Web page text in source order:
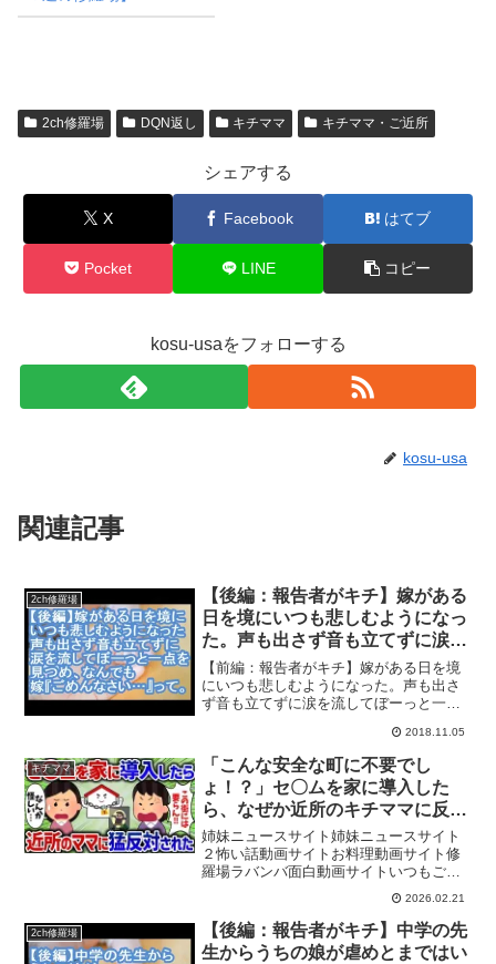
2ch修羅場 DQN返し キチママ キチママ・ご近所
シェアする
X Facebook はてブ
Pocket LINE コピー
kosu-usaをフォローする
kosu-usa
関連記事
2ch修羅場
【後編：報告者がキチ】嫁がある
日を境にいつも悲しむようになっ
た。声も出さず音も立てずに涙を
流してぼーっと一点を見つめ、な
んでも嫁『ごめんなさい…』っ
て。元に戻って欲しい・・・
【前編：報告者がキチ】嫁がある日を境
にいつも悲しむようになった。声も出さ
ず音も立てずに涙を流してぼーっと一点
い…』って。元に戻って欲しい・・・
【ママ達の修羅場】2ちゃんねるに投稿さ
れた子供にまつわる修羅場体...
2018.11.05
キチママ
「こんな安全な町に不要でし
ょ！？」セ〇ムを家に導入した
ら、なぜか近所のキチママに反対
された【女イッチの修羅場劇場】
2chスレゆっくり解説
姉妹ニュースサイト姉妹ニュースサイト
２怖い話動画サイトお料理動画サイト修
羅場ラバンバ面白動画サイトいつもご視
聴、いいね、コメントたくさんありがと
うございます✭世の中の女性の身に起こ
った修羅場、スカッとした話を２ちゃん
ねる、５ちゃんねるのスレ...
2026.02.21
2ch修羅場
【後編：報告者がキチ】中学の先
生からうちの娘が虐めとまではい